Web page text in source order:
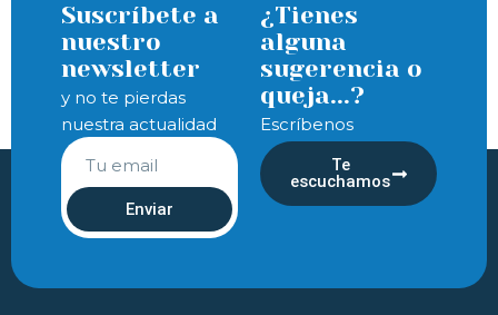
Suscríbete a
nuestro
newsletter
y no te pierdas
nuestra actualidad
Enviar
¿Tienes
alguna
sugerencia o
queja...?
Escríbenos
Te
escuchamos